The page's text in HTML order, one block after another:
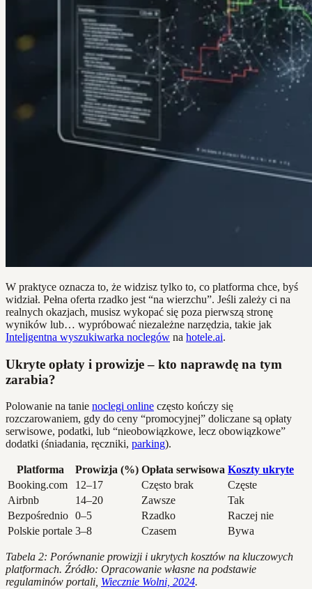
W praktyce oznacza to, że widzisz tylko to, co platforma chce, byś
widział. Pełna oferta rzadko jest “na wierzchu”. Jeśli zależy ci na
realnych okazjach, musisz wykopać się poza pierwszą stronę
wyników lub… wypróbować niezależne narzędzia, takie jak
Inteligentna wyszukiwarka noclegów na hotele.ai.
Ukryte opłaty i prowizje – kto naprawdę na tym
zarabia?
Polowanie na tanie noclegi online często kończy się
rozczarowaniem, gdy do ceny “promocyjnej” doliczane są opłaty
serwisowe, podatki, lub “nieobowiązkowe, lecz obowiązkowe”
dodatki (śniadania, ręczniki, parking).
Platforma Prowizja (%) Opłata serwisowa Koszty ukryte
Booking.com
12–17 Często brak
Częste
Airbnb
14–20 Zawsze
Tak
Bezpośrednio 0–5 Rzadko
Raczej nie
Polskie portale 3–8 Czasem Bywa
Tabela 2: Porównanie prowizji i ukrytych kosztów na kluczowych
platformach. Źródło: Opracowanie własne na podstawie
regulaminów portali, Wiecznie Wolni, 2024.